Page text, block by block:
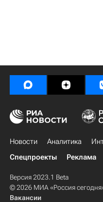
Новости Аналитика
Спецпроекты
Реклама
Версия 2023.1 Beta
© 2026 МИА «Россия
Вакансии